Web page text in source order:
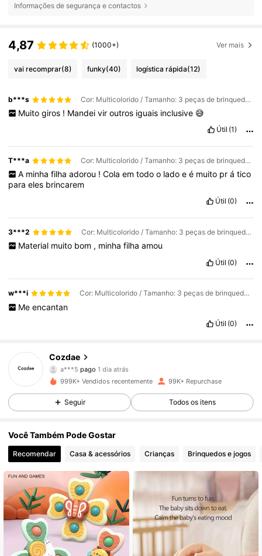
Informações de segurança e contactos
4,87 (1000+) Ver mais
vai recomprar(8) funky(40) logística rápida(12)
b***s Cor: Multicolorido / Tamanho: 3 peças de brinquedos giroscópios giratórios
Muito giros ! Mandei vir outros iguais inclusive 😅
Útil (1)
T***a Cor: Multicolorido / Tamanho: 3 peças de brinquedos giroscópios giratórios
A minha filha adorou ! Cola em todo o lado e é muito pr á tico
paraeles brincarem
Útil (0)
3***2 Cor: Multicolorido / Tamanho: 3 peças de brinquedos giroscópios giratórios
Material muito bom , minha filha amou
Útil (0)
w***i Cor: Multicolorido / Tamanho: 3 peças de brinquedos giroscópios giratórios
Me encantan
Útil (0)
Cozdae
4,84
14K Seguidores
a***5
1 dia atrás
seguiu
4,84 14K Seguidores
4,84 14K Seguidores
4,84 14K Seguidores
4,84 14K Seguidores
4,84 14K Seguidores
999K+ Vendidos recentemente 99K+ Repurchase
Seguir Todos os itens
Você Também Pode Gostar
Recomendar Casa & acessórios Crianças Brinquedos e jogos